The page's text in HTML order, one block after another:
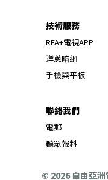
技術服務
RFA+電視APP
洋蔥暗網
手機與平板
聯絡我們
電郵
聽眾報料
© 2026 自由亞洲